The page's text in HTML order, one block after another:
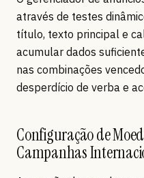
através de testes
título, texto principal e
acumular dados
nas combinações
desperdício de verba e
Configuração de
Campanhas